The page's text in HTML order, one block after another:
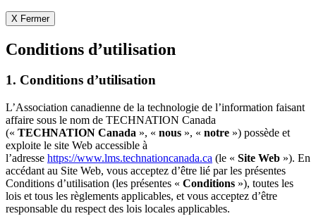
X Fermer
Conditions d’utilisation
1. Conditions d’utilisation
L’Association canadienne de la technologie de l’information faisant
affaire sous le nom de TECHNATION Canada
(« TECHNATION Canada », « nous », « notre ») possède et
exploite le site Web accessible à
l’adresse https://www.lms.technationcanada.ca (le « Site Web »). En
accédant au Site Web, vous acceptez d’être lié par les présentes
Conditions d’utilisation (les présentes « Conditions »), toutes les
lois et tous les règlements applicables, et vous acceptez d’être
responsable du respect des lois locales applicables.